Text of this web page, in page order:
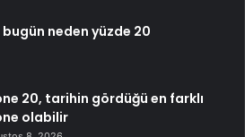
neden yüzde 20
20, tarihin gördüğü en farklı
olabilir